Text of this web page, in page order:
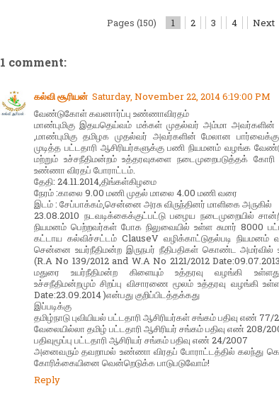
Pages (150) 1 2 3 4 Next
1 comment:
கல்வி சூரியன் Saturday, November 22, 2014 6:19:00 PM
வேண்டுகோள் கவனஈர்ப்பு உண்ணாவிரதம்
மாண்புமிகு இதயதெய்வம் மக்கள் முதல்வர் அம்மா அவர்களின்
,மாண்புமிகு தமிழக முதல்வர் அவர்களின் மேலான பார்வைக்கும்
முடித்த பட்டதாரி ஆசிரியர்களுக்கு பணி நியமனம் வழங்க
மற்றும் உச்சநீதிமன்றம் உத்தரவுகளை நடைமுறைபடுத்தக்
உண்ணா விரதப் போராட்டம்.
தேதி: 24.11.2014,திங்கள்கிழமை
நேரம் :காலை 9.00 மணி முதல் மாலை 4.00 மணி வரை
இடம் : சேப்பாக்கம்,சென்னை அரசு விருந்தினர் மாளிகை அருகில்
23.08.2010 நடவடிக்கைக்குட்பட்டு பழைய நடைமுறையில்
நியமனம் பெற்றவர்கள் போக நிலுவையில் உள்ள சுமார் 8000
கட்டாய கல்விச்சட்டம் ClauseV வழிக்காட்டுதல்படி
சென்னை உயர்நீதிமன்ற இருநபர் நீதிபதிகள் கொண்ட அமர்வில்
(R.A No 139/2012 and W.A No 2121/2012
மதுரை உயர்நீதிமன்ற கிளையும் உத்தரவு வழங்கி
உச்சநீதிமன்றமும் சிறப்பு விசாரணை மூலம் உத்தரவு வழங்கி
Date:23.09.2014 )என்பது குறிப்பிடத்தக்கது
இப்படிக்கு
தமிழ்நாடு புவியியல் பட்டதாரி ஆசிரியர்கள் சங்கம் பதிவு எண் 77/
வேலையில்லா தமிழ் பட்டதாரி ஆசிரியர் சங்கம் பதிவு எண் 208/
பதிவுமூப்பு பட்டதாரி ஆசிரியர் சங்கம் பதிவு எண் 24/2007
அனைவரும் தவறாமல் உண்ணா விரதப் போராட்டத்தில் கலந்து
கோரிக்கையினை வென்றெடுக்க பாடுபடுவோம்!
Reply